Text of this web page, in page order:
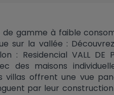
de gamme à faible
sur la vallée :
: Residencial VALL
des maisons
villas offrent une vue
par leur